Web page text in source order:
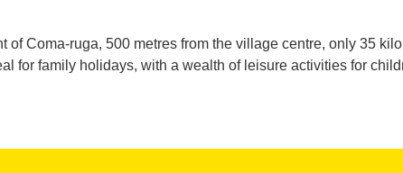
of Coma-ruga, 500 metres from the village centre, only 35
for family holidays, with a wealth of leisure activities for